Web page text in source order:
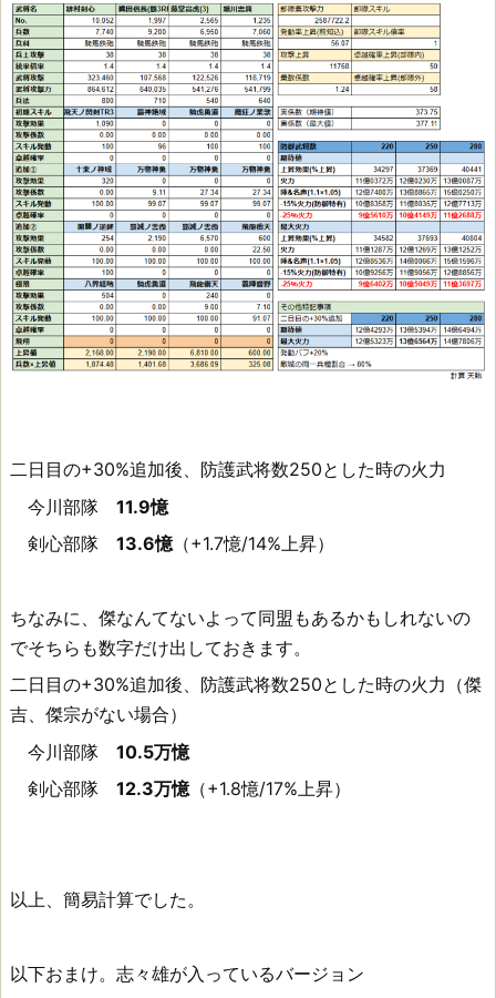
二日目の+30%追加後、防護武将数250とした時の火力
今川部隊 11.9憶
剣心部隊 13.6憶（+1.7憶/14%上昇）
ちなみに、傑なんてないよって同盟もあるかもしれないの
でそちらも数字だけ出しておきます。
二日目の+30%追加後、防護武将数250とした時の火力（傑
吉、傑宗がない場合）
今川部隊 10.5万憶
剣心部隊 12.3万憶（+1.8憶/17%上昇）
以上、簡易計算でした。
以下おまけ。志々雄が入っているバージョン